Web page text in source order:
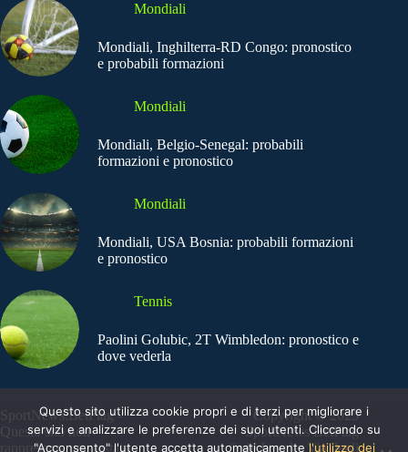
Mondiali
Mondiali, Inghilterra-RD Congo: pronostico
e probabili formazioni
Mondiali
Mondiali, Belgio-Senegal: probabili
formazioni e pronostico
Mondiali
Mondiali, USA Bosnia: probabili formazioni
e pronostico
Tennis
Paolini Golubic, 2T Wimbledon: pronostico e
dove vederla
SportNews.BetFlag -
Questo sito non
rappresenta una testata
Copyright © 2025
SportNews BetFlag
Sede Legale: Via degli
Questo sito utilizza cookie propri e di terzi per migliorare i
servizi e analizzare le preferenze dei suoi utenti. Cliccando su
"Acconsento" l'utente accetta automaticamente l'utilizzo dei